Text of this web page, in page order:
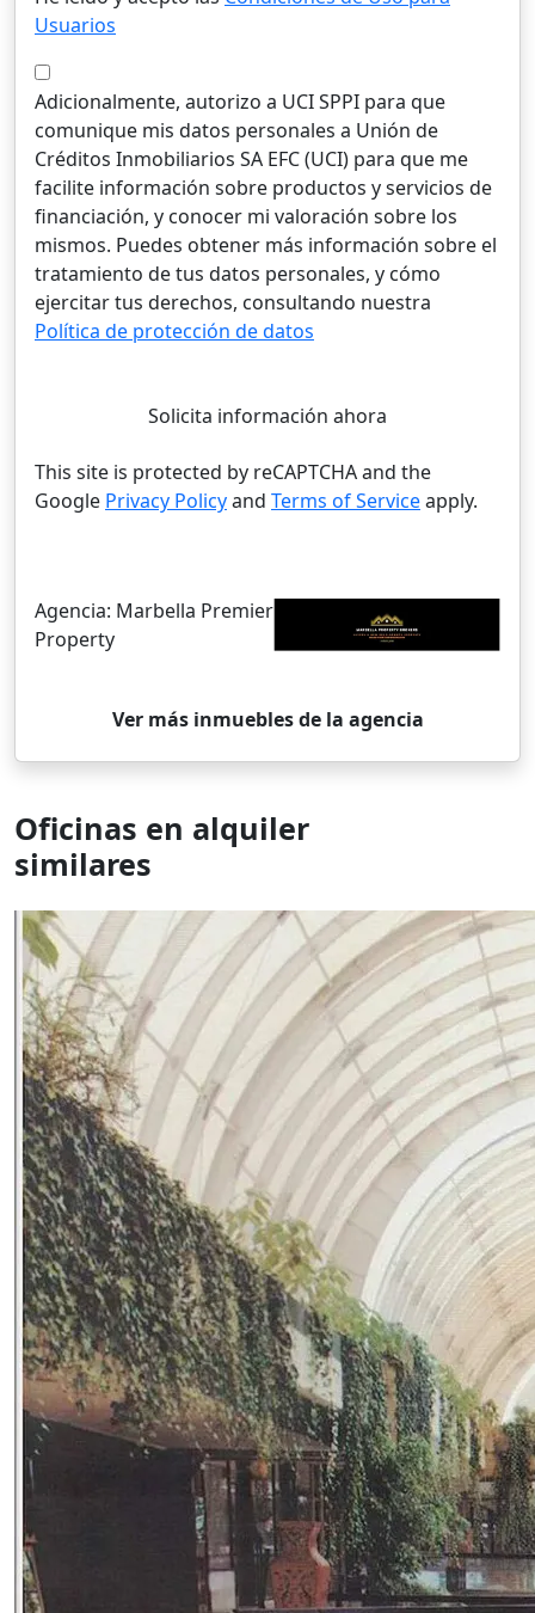
Usuarios
Adicionalmente, autorizo a UCI SPPI para que
comunique mis datos personales a Unión de
Créditos Inmobiliarios SA EFC (UCI) para que me
facilite información sobre productos y servicios de
financiación, y conocer mi valoración sobre los
mismos. Puedes obtener más información sobre el
tratamiento de tus datos personales, y cómo
ejercitar tus derechos, consultando nuestra
Política de protección de datos
Solicita información ahora
This site is protected by reCAPTCHA and the
Google Privacy Policyand Terms of Serviceapply.
Agencia: Marbella Premier
Property
Ver más inmuebles de la agencia
Oficinas en alquiler
similares